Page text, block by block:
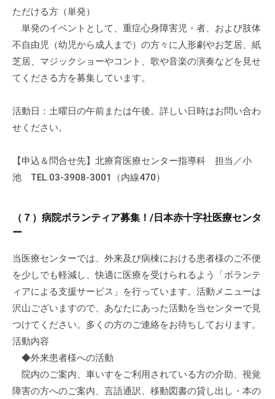
ただける方（単発）
単発のイベントとして、重症心身障害児・者、および肢体
不自由児（幼児から成人まで）の方々に人形劇やお芝居、紙
芝居、マジックショーやコント、歌や音楽の演奏などを見せ
てくださる方を募集しています。
活動日：土曜日の午前または午後。詳しい日時はお問い合わ
せください。
【申込＆問合せ先】北療育医療センター指導科 担当／小
池 TEL.03-3908-3001（内線470）
（７）病院ボランティア募集！/日本赤十字社医療センタ
ー
当医療センターでは、外来及び病棟における患者様のご不便
を少しでも軽減し、快適に医療を受けられるよう「ボランテ
ィアによる支援サービス」を行っています。活動メニューは
沢山ございますので、あなたにあった活動を当センターで見
つけてください。多くの方のご連絡をお待ちしております。
活動内容
◆外来患者様への活動
院内のご案内、車いすをご利用されている方の介助、視覚
障害の方へのご案内、言語通訳、移動図書の貸し出し・本の